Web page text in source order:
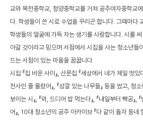
교와 목천중학교, 청양중학교를 거쳐 공주여자중학교
다. 학생들이 쓴 시로 수업을 꾸리곤 합니다. 그때마다
학생들의 얼굴에 가득 차는 생기를 사랑합니다. 시를
아갈 것이라고 믿으며 서점에서 시집을 사는 청소년들
드는 서점이 있는 마을을 꿈꿉니다.
시집 『집 비운 사이』, 산문집 『세상에서 네가 제일 멋있
천사인 줄 몰랐어』, 『성깔 있는 나무들』 등을 썼고, 청
보이는 시』, 『와, 드디어 밥 먹는다』, 『내일부터 빡공』,
어』, 10대 청소년의 공주 아카이브 『다 같이 돌자 동네